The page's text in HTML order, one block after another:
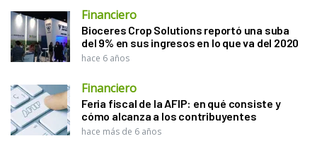
Financiero
Bioceres Crop Solutions reportó una suba
del 9% en sus ingresos en lo que va del 2020
hace 6 años
Financiero
Feria fiscal de la AFIP: en qué consiste y
cómo alcanza a los contribuyentes
hace más de 6 años